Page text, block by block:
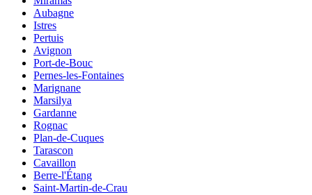
Aubagne
Istres
Pertuis
Avignon
Port-de-Bouc
Pernes-les-Fontaines
Marignane
Marsilya
Gardanne
Rognac
Plan-de-Cuques
Tarascon
Cavaillon
Berre-l'Étang
Saint-Martin-de-Crau